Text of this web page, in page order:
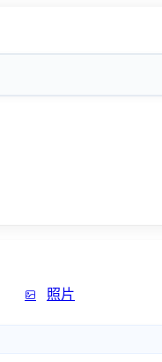
照片